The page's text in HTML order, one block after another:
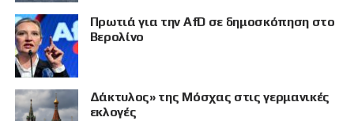
Πρωτιά για την AfD σε δημοσκόπηση στο
Βερολίνο
Δάκτυλος» της Μόσχας στις γερμανικές
εκλογές